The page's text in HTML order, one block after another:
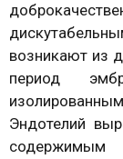
возникают из
период
Эндотелий